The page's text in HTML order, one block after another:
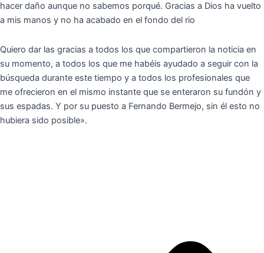
hacer daño aunque no sabemos porqué. Gracias a Dios ha vuelto
a mis manos y no ha acabado en el fondo del rio
Quiero dar las gracias a todos los que compartieron la noticia en
su momento, a todos los que me habéis ayudado a seguir con la
búsqueda durante este tiempo y a todos los profesionales que
me ofrecieron en el mismo instante que se enteraron su fundón y
sus espadas. Y por su puesto a Fernando Bermejo, sin él esto no
hubiera sido posible».